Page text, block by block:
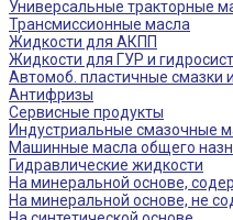
Универсальные тракторные
Трансмиссионные масла
Жидкости для АКПП
Жидкости для ГУР и
Автомоб. пластичные смазки
Антифризы
Сервисные продукты
Индустриальные смазочные
Машинные масла общего
Гидравлические жидкости
На минеральной основе,
На минеральной основе, не